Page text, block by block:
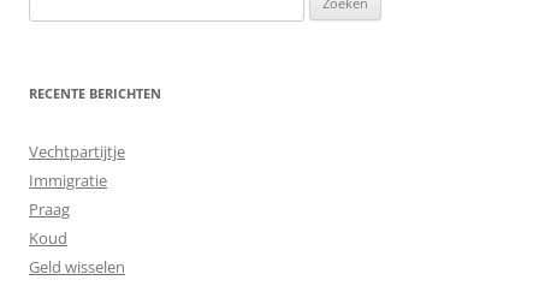
naar:
RECENTE BERICHTEN
Vechtpartijtje
Immigratie
Praag
Koud
Geld wisselen